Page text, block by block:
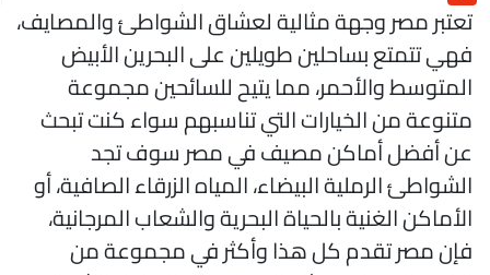
مصر وجهة مثالية لعشاق الشواطئ والمصايف،
تتمتع بساحلين طويلين على البحرين الأبيض
والأحمر، مما يتيح للسائحين مجموعة
من الخيارات التي تناسبهم سواء كنت تبحث
أفضل أماكن مصيف في مصر سوف تجد
الرملية البيضاء، المياه الزرقاء الصافية، أو
الغنية بالحياة البحرية والشعاب المرجانية،
مصر تقدم كل هذا وأكثر في مجموعة من